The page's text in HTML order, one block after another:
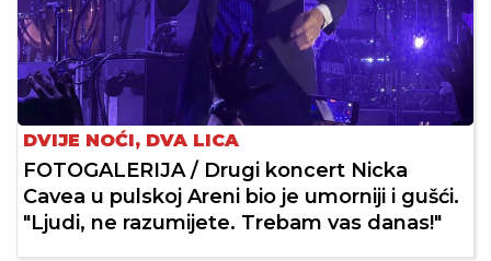
DVIJE NOĆI, DVA LICA
FOTOGALERIJA / Drugi koncert Nicka
Cavea u pulskoj Areni bio je umorniji i gušći.
"Ljudi, ne razumijete. Trebam vas danas!"